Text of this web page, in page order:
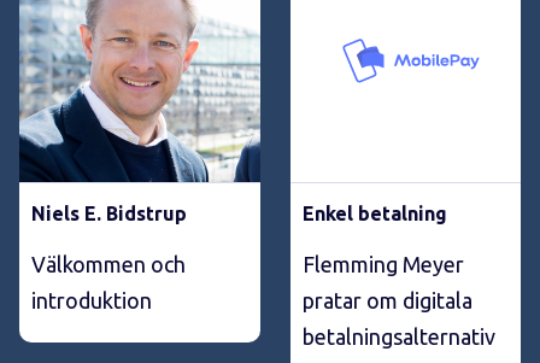
Niels E. Bidstrup
Välkommen och
introduktion
Enkel betalning
Flemming Meyer
pratar om digitala
betalningsalternativ